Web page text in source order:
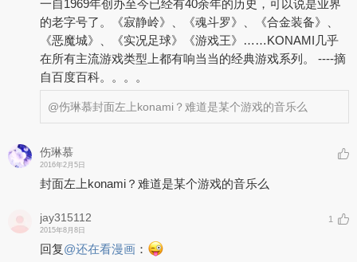
一自1969年创办至今已经有40余年的历史，可以说是业界
的老字号了。《寂静岭》、《魂斗罗》、《合金装备》、
《恶魔城》、《实况足球》《游戏王》……KONAMI几乎
在所有主流游戏类型上都有响当当的经典游戏系列。 ----摘
自百度百科。。。。
@伤琳慕封面左上konami？难道是某个游戏的音乐么
伤琳慕
2016年2月5日
封面左上konami？难道是某个游戏的音乐么
jay315112
2015年8月8日
1
回复@还在看漫画 ：